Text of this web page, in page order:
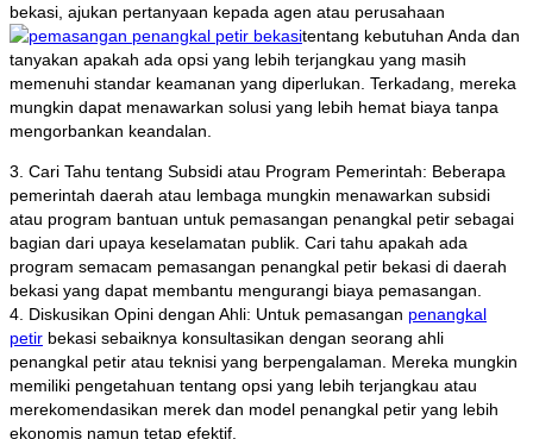
bekasi, ajukan pertanyaan kepada agen atau perusahaan
tentang kebutuhan Anda dan
tanyakan apakah ada opsi yang lebih terjangkau yang masih
memenuhi standar keamanan yang diperlukan. Terkadang, mereka
mungkin dapat menawarkan solusi yang lebih hemat biaya tanpa
mengorbankan keandalan.
3. Cari Tahu tentang Subsidi atau Program Pemerintah: Beberapa
pemerintah daerah atau lembaga mungkin menawarkan subsidi
atau program bantuan untuk pemasangan penangkal petir sebagai
bagian dari upaya keselamatan publik. Cari tahu apakah ada
program semacam pemasangan penangkal petir bekasi di daerah
bekasi yang dapat membantu mengurangi biaya pemasangan.
4. Diskusikan Opini dengan Ahli: Untuk pemasangan penangkal
petir bekasi sebaiknya konsultasikan dengan seorang ahli
penangkal petir atau teknisi yang berpengalaman. Mereka mungkin
memiliki pengetahuan tentang opsi yang lebih terjangkau atau
merekomendasikan merek dan model penangkal petir yang lebih
ekonomis namun tetap efektif.